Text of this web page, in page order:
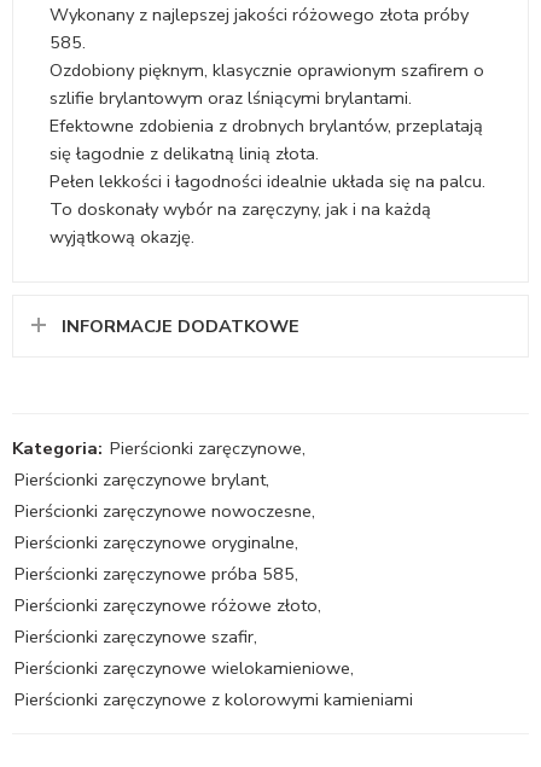
Wykonany z najlepszej jakości różowego złota próby
585.
Ozdobiony pięknym, klasycznie oprawionym szafirem o
szlifie brylantowym oraz lśniącymi brylantami.
Efektowne zdobienia z drobnych brylantów, przeplatają
się łagodnie z delikatną linią złota.
Pełen lekkości i łagodności idealnie układa się na palcu.
To doskonały wybór na zaręczyny, jak i na każdą
wyjątkową okazję.
INFORMACJE DODATKOWE
Kategoria: Pierścionki zaręczynowe,
Pierścionki zaręczynowe brylant,
Pierścionki zaręczynowe nowoczesne,
Pierścionki zaręczynowe oryginalne,
Pierścionki zaręczynowe próba 585,
Pierścionki zaręczynowe różowe złoto,
Pierścionki zaręczynowe szafir,
Pierścionki zaręczynowe wielokamieniowe,
Pierścionki zaręczynowe z kolorowymi kamieniami